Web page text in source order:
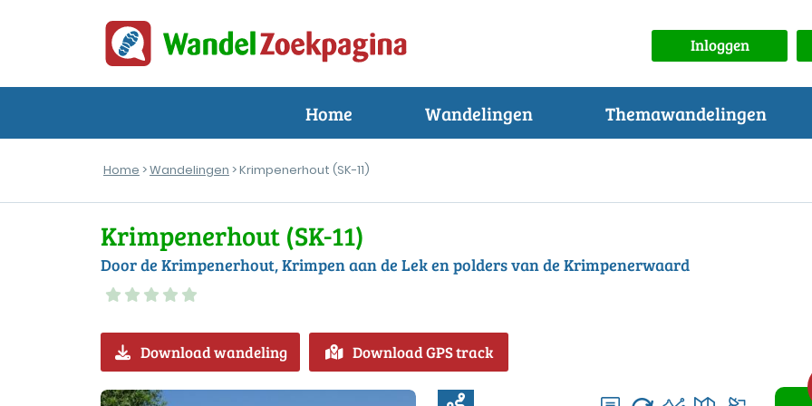
Inloggen
Home Wandelingen Themawandelingen
Home >Wandelingen > Krimpenerhout (SK-11)
Krimpenerhout (SK-11)
Door de Krimpenerhout, Krimpen aan de Lek en polders van de Krimpenerwaard
Download wandeling Download GPS track